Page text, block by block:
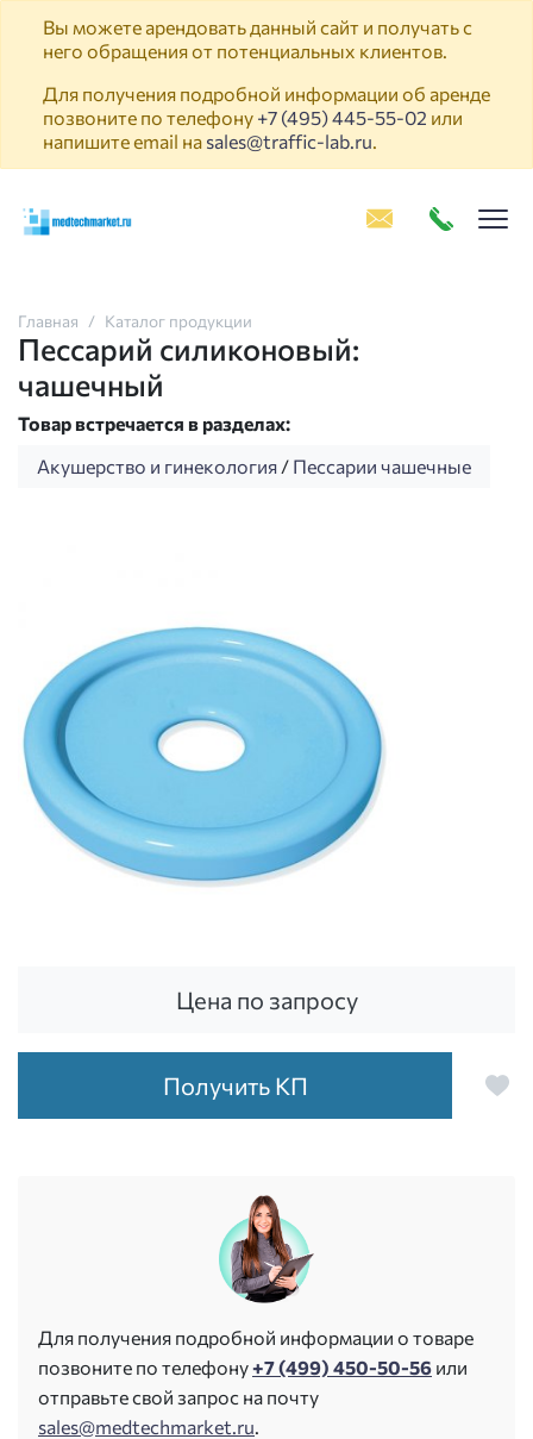
Вы можете арендовать данный сайт и получать с
него обращения от потенциальных клиентов.
Для получения подробной информации об аренде
позвоните по телефону +7 (495) 445-55-02 или
напишите email на sales@traffic-lab.ru.
Главная Каталог продукции
Пессарий силиконовый:
чашечный
Товар встречается в разделах:
Акушерство и гинекология / Пессарии чашечные
Цена по запросу
Получить КП
Для получения подробной информации о товаре
позвоните по телефону+7 (499) 450-50-56 или
отправьте свой запрос на почту
sales@medtechmarket.ru